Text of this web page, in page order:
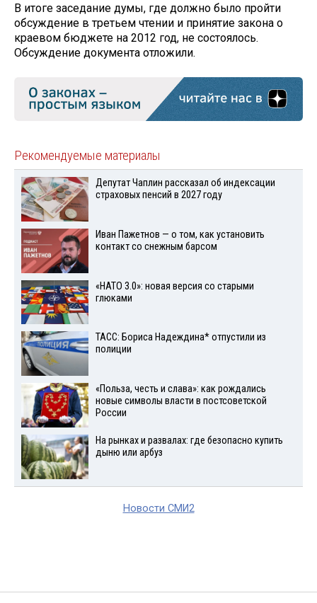
В итоге заседание думы, где должно было пройти
обсуждение в третьем чтении и принятие закона о
краевом бюджете на 2012 год, не состоялось.
Обсуждение документа отложили.
Рекомендуемые материалы
Депутат Чаплин рассказал об индексации
страховых пенсий в 2027 году
Иван Пажетнов — о том, как установить
контакт со снежным барсом
«НАТО 3.0»: новая версия со старыми
глюками
ТАСС: Бориса Надеждина* отпустили из
полиции
«Польза, честь и слава»: как рождались
новые символы власти в постсоветской
России
На рынках и развалах: где безопасно купить
дыню или арбуз
Новости СМИ2